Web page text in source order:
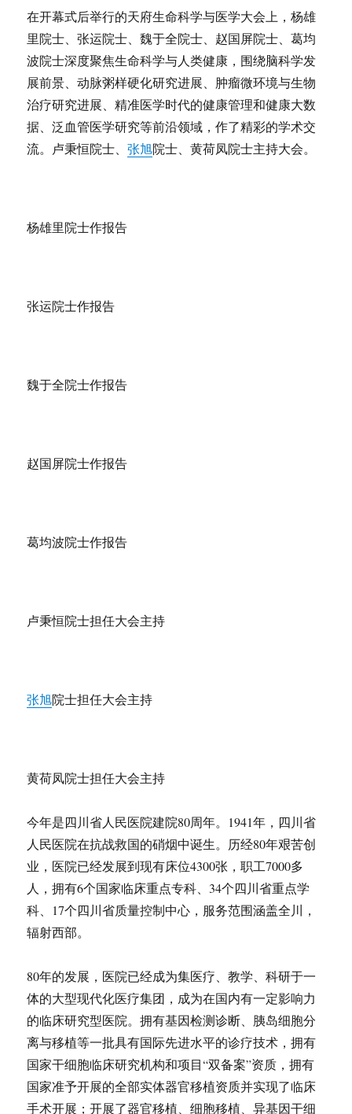
在开幕式后举行的天府生命科学与医学大会上，杨雄
里院士、张运院士、魏于全院士、赵国屏院士、葛均
波院士深度聚焦生命科学与人类健康，围绕脑科学发
展前景、动脉粥样硬化研究进展、肿瘤微环境与生物
治疗研究进展、精准医学时代的健康管理和健康大数
据、泛血管医学研究等前沿领域，作了精彩的学术交
流。卢秉恒院士、张旭院士、黄荷凤院士主持大会。
杨雄里院士作报告
张运院士作报告
魏于全院士作报告
赵国屏院士作报告
葛均波院士作报告
卢秉恒院士担任大会主持
张旭院士担任大会主持
黄荷凤院士担任大会主持
今年是四川省人民医院建院80周年。1941年，四川省
人民医院在抗战救国的硝烟中诞生。历经80年艰苦创
业，医院已经发展到现有床位4300张，职工7000多
人，拥有6个国家临床重点专科、34个四川省重点学
科、17个四川省质量控制中心，服务范围涵盖全川，
辐射西部。
80年的发展，医院已经成为集医疗、教学、科研于一
体的大型现代化医疗集团，成为在国内有一定影响力
的临床研究型医院。拥有基因检测诊断、胰岛细胞分
离与移植等一批具有国际先进水平的诊疗技术，拥有
国家干细胞临床研究机构和项目“双备案”资质，拥有
国家准予开展的全部实体器官移植资质并实现了临床
手术开展；开展了器官移植、细胞移植、异基因干细